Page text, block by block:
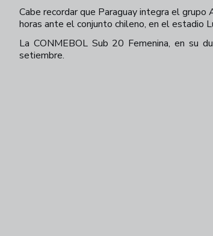
Cabe recordar que Paraguay integra el
horas ante el conjunto chileno, en el estadio
La CONMEBOL Sub 20 Femenina, en su
setiembre.